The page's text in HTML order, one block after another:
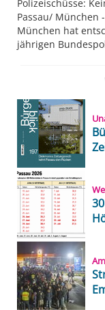
Polizeischüsse:
Passau/ München
München hat
jährigen